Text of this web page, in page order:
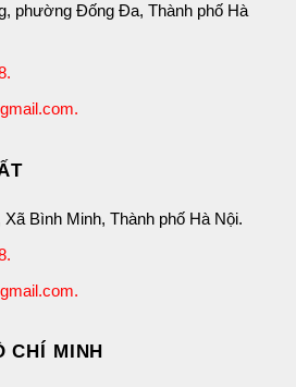
phường Đống Đa, Thành phố Hà
.
Xã Bình Minh, Thành phố Hà Nội.
.
CHÍ MINH